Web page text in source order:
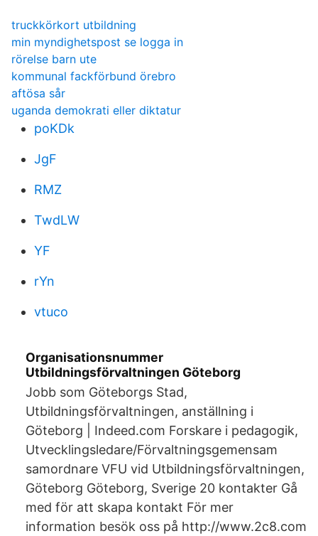
truckkörkort utbildning
min myndighetspost se logga in
rörelse barn ute
kommunal fackförbund örebro
aftösa sår
uganda demokrati eller diktatur
poKDk
JgF
RMZ
TwdLW
YF
rYn
vtuco
Organisationsnummer
Utbildningsförvaltningen Göteborg
Jobb som Göteborgs Stad,
Utbildningsförvaltningen, anställning i
Göteborg | Indeed.com Forskare i pedagogik,
Utvecklingsledare/Förvaltningsgemensam
samordnare VFU vid Utbildningsförvaltningen,
Göteborg Göteborg, Sverige 20 kontakter Gå
med för att skapa kontakt För mer
information besök oss på http://www.2c8.com